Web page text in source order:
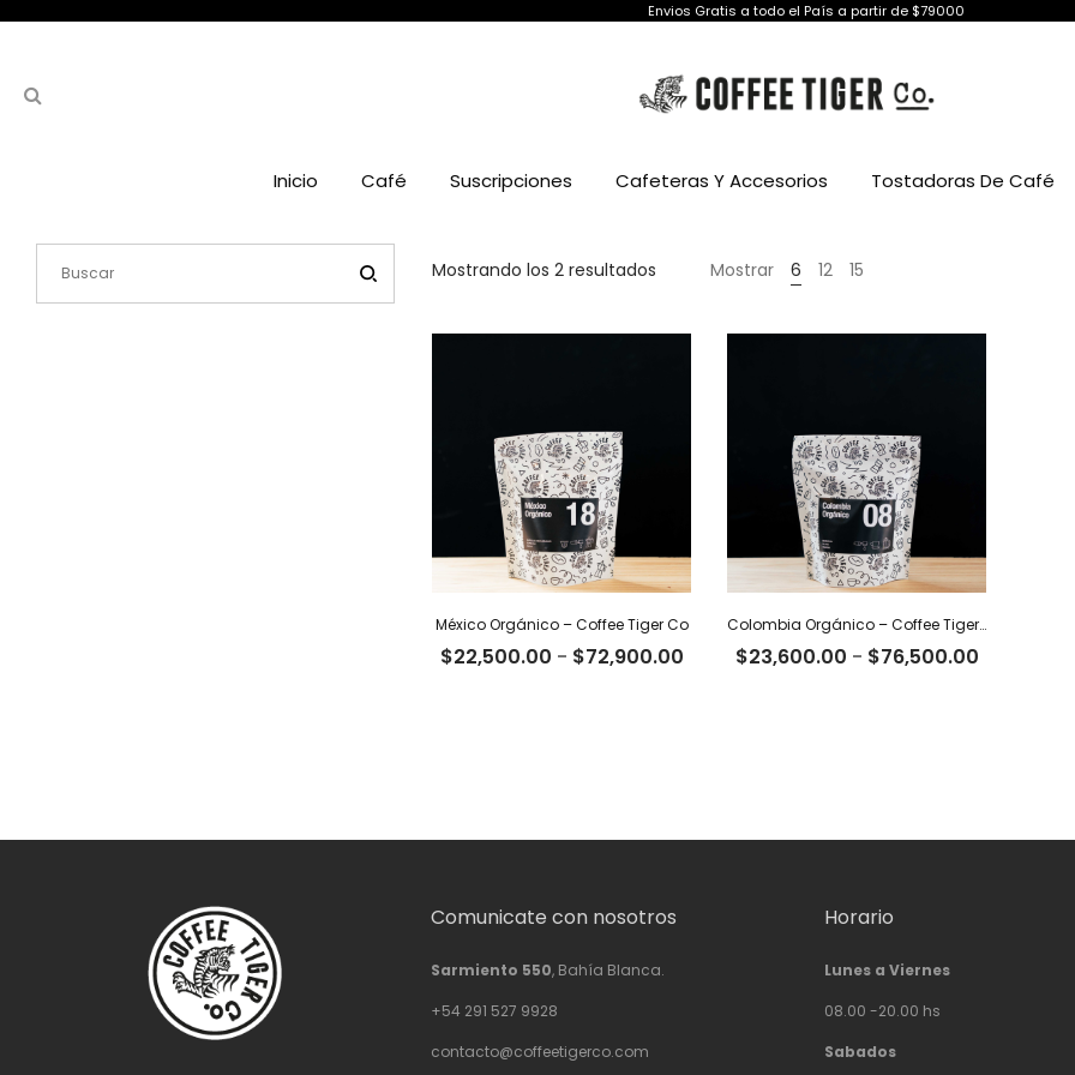
Envios Gratis a todo el País a partir de $79000
Inicio Café Suscripciones Cafeteras Y Accesorios Tostadoras De Café
Mostrando los 2 resultados OrdenadoMostrar 6 12 15
México Orgánico – Coffee Tiger Co
$22,500.00 - $72,900.00Rango
Colombia Orgánico – Coffee Tiger Co
$23,600.00 - $76,500.00Rango
Comunicate con nosotros
Sarmiento 550, Bahía Blanca.
+54 291 527 9928
contacto@coffeetigerco.com
Horario
Lunes a Viernes
08.00 -20.00 hs
Sabados